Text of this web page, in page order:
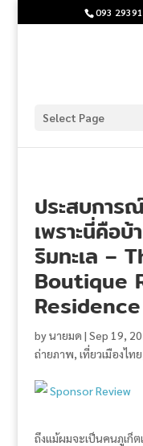
093
Select Page
ประสบการ
เพราะนี่คือ
ริมทะเล –
Boutique
Residence
byนายมด | Sep 19,
ถ่ายภาพ, เที่ยวเมืองไทย
Sponsor Review
ถึงแม้ผมจะเป็นคนภูเก็